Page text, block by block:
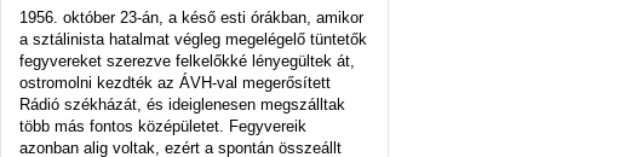
1956. október 23-án, a késő esti órákban, amikor
a sztálinista hatalmat végleg megelégelő tüntetők
fegyvereket szerezve felkelőkké lényegültek át,
ostromolni kezdték az ÁVH-val megerősített
Rádió székházát, és ideiglenesen megszálltak
több más fontos középületet. Fegyvereik
azonban alig voltak, ezért a spontán összeállt